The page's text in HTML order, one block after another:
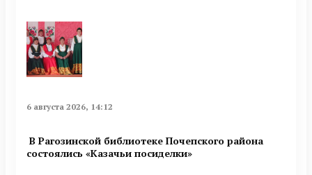
6 августа 2026, 14:12
В Рагозинской библиотеке Почепского района
состоялись «Казачьи посиделки»